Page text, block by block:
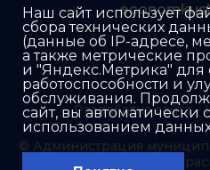
© Администрация
Кущёвский район
Разработка сайта –
Наш сайт использует
сбора технических
(данные об IP-адресе,
а также метрические
и "Яндекс.Метрика" для
работоспособности и
обслуживания.
сайт, вы автоматически
использованием